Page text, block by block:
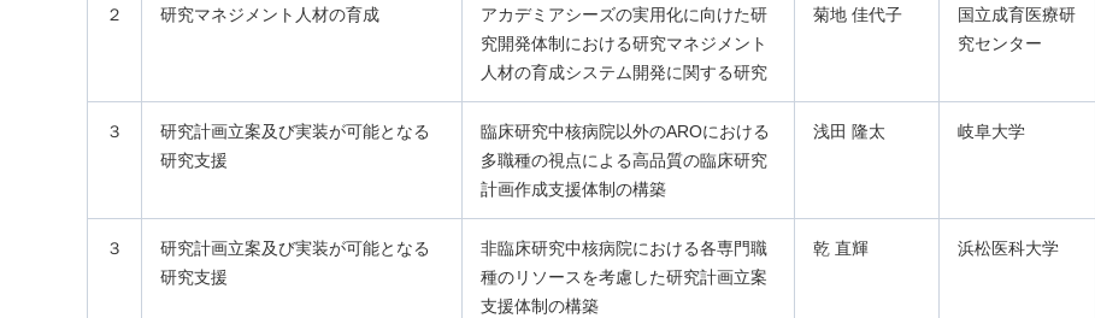
２ 研究マネジメント人材の育成
アカデミアシーズの実用化に向けた研
究開発体制における研究マネジメント
人材の育成システム開発に関する研究
菊地 佳代子
国立成育医療研
究センター
３
研究計画立案及び実装が可能となる
研究支援
臨床研究中核病院以外のAROにおける
多職種の視点による高品質の臨床研究
計画作成支援体制の構築
浅田 隆太 岐阜大学
３
研究計画立案及び実装が可能となる
研究支援
非臨床研究中核病院における各専門職
種のリソースを考慮した研究計画立案
支援体制の構築
乾 直輝 浜松医科大学